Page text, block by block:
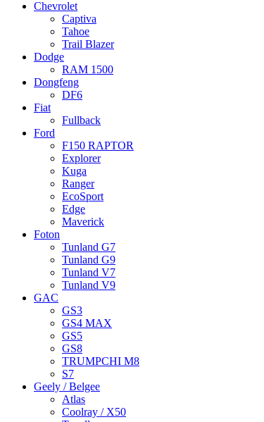
Chevrolet
Captiva
Tahoe
Trail Blazer
Dodge
RAM 1500
Dongfeng
DF6
Fiat
Fullback
Ford
F150 RAPTOR
Explorer
Kuga
Ranger
EcoSport
Edge
Maverick
Foton
Tunland G7
Tunland G9
Tunland V7
Tunland V9
GAC
GS3
GS4 MAX
GS5
GS8
TRUMPCHI M8
S7
Geely / Belgee
Atlas
Coolray / X50